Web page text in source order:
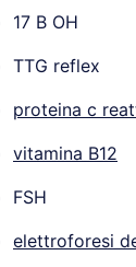
17 B OH
TTG reflex
proteina c
vitamina B12
FSH
elettroforesi